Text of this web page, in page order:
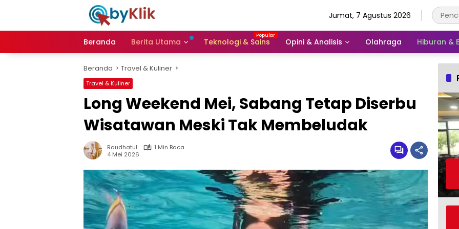
Jumat, 7 Agustus 2026
Beranda Berita Utama Teknologi & Sains Opini & Analisis Olahraga Hiburan &
Beranda Travel & Kuliner
Travel & Kuliner
Long Weekend Mei, Sabang Tetap Diserbu
Wisatawan Meski Tak Membeludak
Raudhatul
1 Min Baca
4 Mei 2026